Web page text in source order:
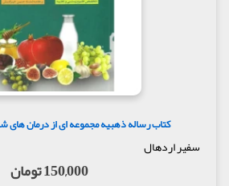
کتاب رساله ذهبیه مجموعه ای از درمان
سفیر اردهال
150,000 تومان